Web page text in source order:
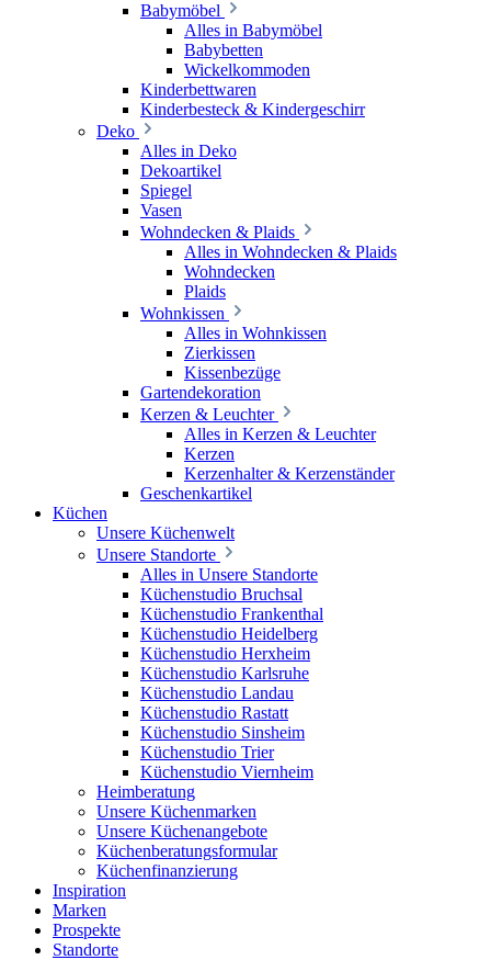
Babymöbel
Alles in Babymöbel
Babybetten
Wickelkommoden
Kinderbettwaren
Kinderbesteck & Kindergeschirr
Deko
Alles in Deko
Dekoartikel
Spiegel
Vasen
Wohndecken & Plaids
Alles in Wohndecken & Plaids
Wohndecken
Plaids
Wohnkissen
Alles in Wohnkissen
Zierkissen
Kissenbezüge
Gartendekoration
Kerzen & Leuchter
Alles in Kerzen & Leuchter
Kerzen
Kerzenhalter & Kerzenständer
Geschenkartikel
Küchen
Unsere Küchenwelt
Unsere Standorte
Alles in Unsere Standorte
Küchenstudio Bruchsal
Küchenstudio Frankenthal
Küchenstudio Heidelberg
Küchenstudio Herxheim
Küchenstudio Karlsruhe
Küchenstudio Landau
Küchenstudio Rastatt
Küchenstudio Sinsheim
Küchenstudio Trier
Küchenstudio Viernheim
Heimberatung
Unsere Küchenmarken
Unsere Küchenangebote
Küchenberatungsformular
Küchenfinanzierung
Inspiration
Marken
Prospekte
Standorte